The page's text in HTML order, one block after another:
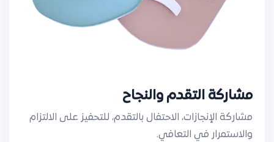
مشاركة التقدم والنجاح
مشاركة الإنجازات، الاحتفال بالتقدم، للتحفيز على الالتزام
والاستمرار في التعافي.